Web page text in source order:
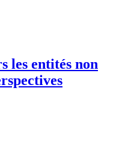
les entités non